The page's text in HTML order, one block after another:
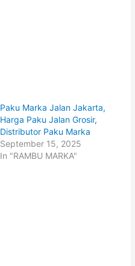
Paku Marka Jalan Jakarta,
Harga Paku Jalan Grosir,
Distributor Paku Marka
September 15, 2025
In "RAMBU MARKA"